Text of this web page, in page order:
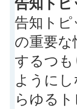
告知ト
の重要
するつ
ように
らゆる